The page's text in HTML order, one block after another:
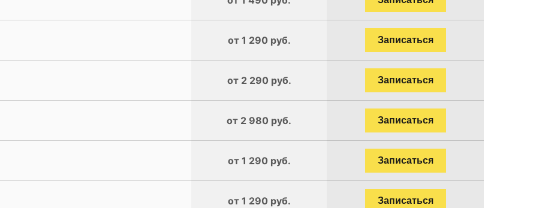
от 1 290 руб. Записаться
от 2 290 руб. Записаться
от 2 980 руб. Записаться
от 1 290 руб. Записаться
от 1 290 руб. Записаться